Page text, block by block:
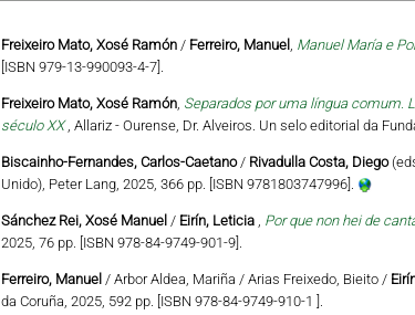
Freixeiro Mato, Xosé Ramón/ Ferreiro, Manuel , Manuel María e
[ISBN 979-13-990093-4-7].
Freixeiro Mato, Xosé Ramón, Separados por uma língua comum.
século XX, Allariz - Ourense, Dr. Alveiros. Un selo editorial da
Biscainho-Fernandes, Carlos-Caetano/ Rivadulla Costa, Diego
Unido), Peter Lang, 2025, 366 pp. [ISBN 9781803747996].
Sánchez Rei, Xosé Manuel / Eirín, Leticia , Por que non hei de
2025, 76 pp. [ISBN 978-84-9749-901-9].
Ferreiro, Manuel / Arbor Aldea, Mariña / Arias Freixedo, Bieito /
da Coruña, 2025, 592 pp. [ISBN 978-84-9749-910-1 ].